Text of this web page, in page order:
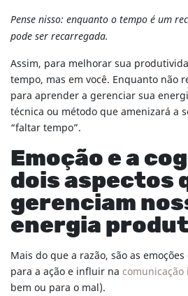
Pense nisso: enquanto o tempo é um
pode ser recarregada.
Assim, para melhorar sua
tempo, mas em você. Enquanto não
para aprender a gerenciar sua
técnica ou método que amenizará a
“faltar tempo”.
Emoção e a
dois aspectos
gerenciam
energia
Mais do que a razão, são as
para a ação e influir na
bem ou para o mal).